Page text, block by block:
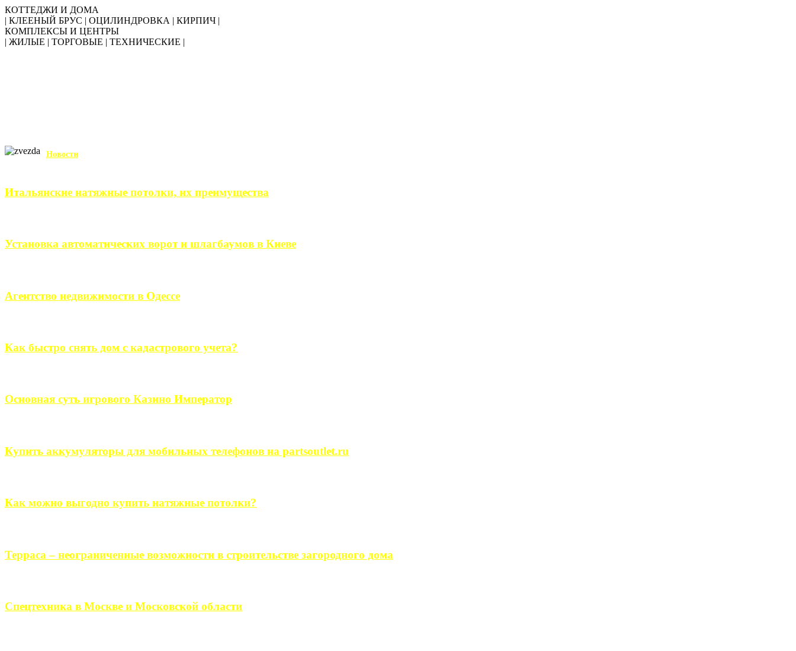
КОТТЕДЖИ И ДОМА
| КЛЕЕНЫЙ БРУС | ОЦИЛИНДРОВКА | КИРПИЧ |
КОМПЛЕКСЫ И ЦЕНТРЫ
| ЖИЛЫЕ | ТОРГОВЫЕ | ТЕХНИЧЕСКИЕ |
Новости
Итальянские натяжные потолки, их преимущества
Установка автоматических ворот и шлагбаумов в Киеве
Агентство недвижимости в Одессе
Как быстро снять дом с кадастрового учета?
Основная суть игрового Казино Император
Купить аккумуляторы для мобильных телефонов на partsoutlet.ru
Как можно выгодно купить натяжные потолки?
Терраса – неограниченные возможности в строительстве загородного дома
Спецтехника в Москве и Московской области